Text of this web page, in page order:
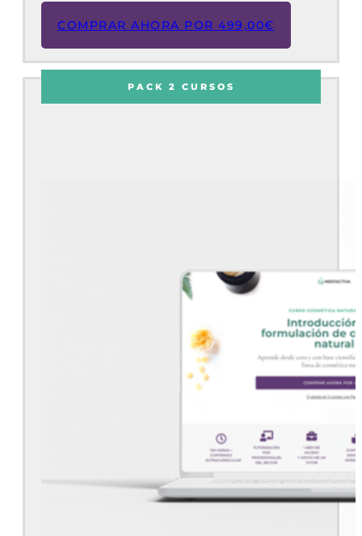
COMPRAR AHORA POR 499,00€
PACK 2 CURSOS